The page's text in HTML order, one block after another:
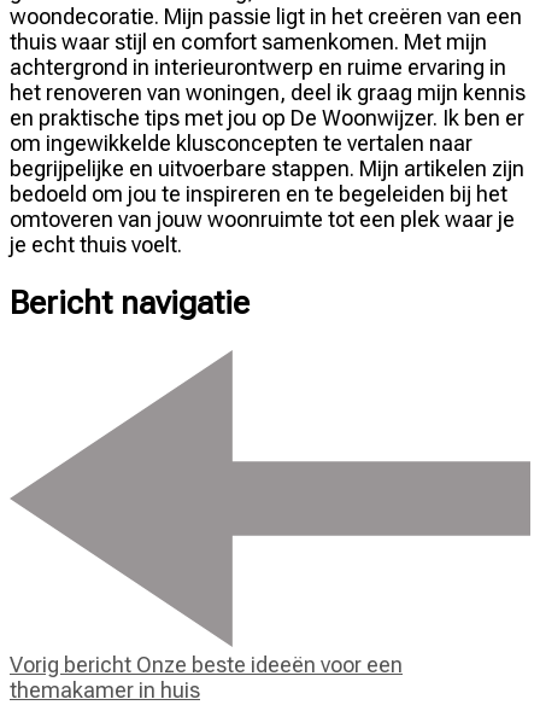
woondecoratie. Mijn passie ligt in het creëren van een
thuis waar stijl en comfort samenkomen. Met mijn
achtergrond in interieurontwerp en ruime ervaring in
het renoveren van woningen, deel ik graag mijn kennis
en praktische tips met jou op De Woonwijzer. Ik ben er
om ingewikkelde klusconcepten te vertalen naar
begrijpelijke en uitvoerbare stappen. Mijn artikelen zijn
bedoeld om jou te inspireren en te begeleiden bij het
omtoveren van jouw woonruimte tot een plek waar je
je echt thuis voelt.
Bericht navigatie
Vorig bericht Onze beste ideeën voor een
themakamer in huis